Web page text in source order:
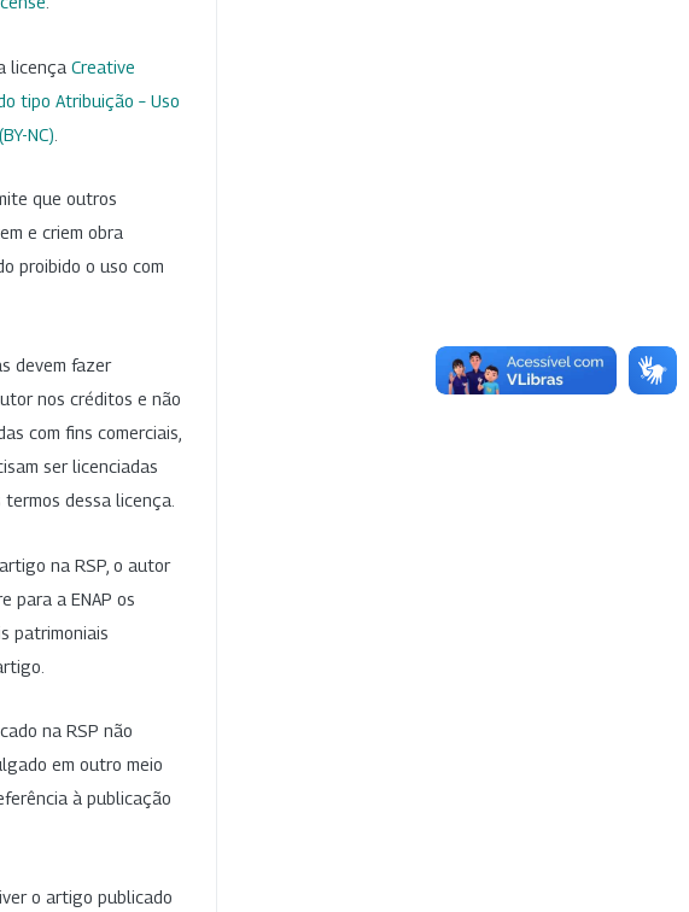
licença Creative
tipo Atribuição – Uso
NC)
que outros
e criem obra
proibido o uso com
devem fazer
nos créditos e não
com fins comerciais,
ser licenciadas
termos dessa licença.
na RSP, o autor
para a ENAP os
patrimoniais
na RSP não
em outro meio
à publicação
o artigo publicado